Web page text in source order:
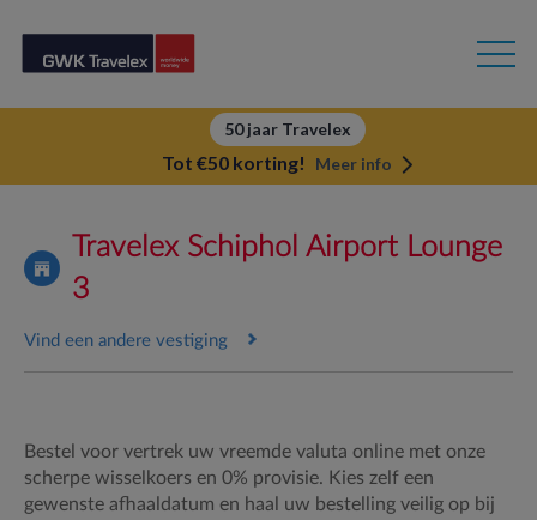
50 jaar Travelex
Tot €50 korting! Meer info
Travelex Schiphol Airport Lounge
3
Vind een andere vestiging
Bestel voor vertrek uw vreemde valuta online met onze
scherpe wisselkoers en 0% provisie. Kies zelf een
gewenste afhaaldatum en haal uw bestelling veilig op bij